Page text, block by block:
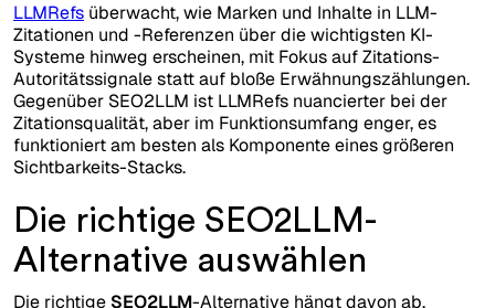
LLMRefs überwacht, wie Marken und Inhalte in LLM-
Zitationen und -Referenzen über die wichtigsten KI-
Systeme hinweg erscheinen, mit Fokus auf Zitations-
Autoritätssignale statt auf bloße Erwähnungszählungen.
Gegenüber SEO2LLM ist LLMRefs nuancierter bei der
Zitationsqualität, aber im Funktionsumfang enger, es
funktioniert am besten als Komponente eines größeren
Sichtbarkeits-Stacks.
Die richtige SEO2LLM-
Alternative auswählen
Die richtige SEO2LLM-Alternative hängt davon ab,